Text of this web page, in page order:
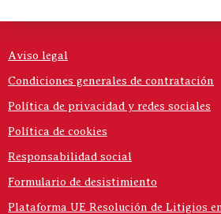
Aviso legal
Condiciones generales de contratación
Política de privacidad y redes sociales
Política de cookies
Responsabilidad social
Formulario de desistimiento
Plataforma UE Resolución de Litigios